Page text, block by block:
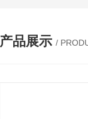
产品展示 /